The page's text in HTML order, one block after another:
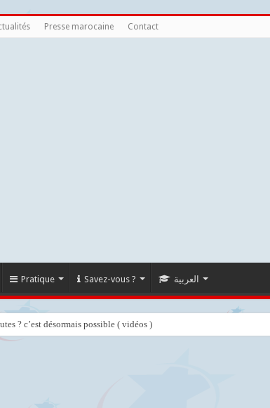
Presse marocaine Contact
Pratique Savez-vous ? العربية
? c’est désormais possible ( vidéos )